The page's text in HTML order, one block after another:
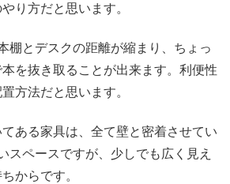
り方だと思います。
棚とデスクの距離が縮まり、ちょっ
を抜き取ることが出来ます。利便性
方法だと思います。
ある家具は、全て壁と密着させてい
スペースですが、少しでも広く見え
からです。